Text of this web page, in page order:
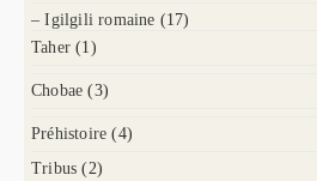
– Igilgili romaine (17)
Taher (1)
Chobae (3)
Préhistoire (4)
Tribus (2)